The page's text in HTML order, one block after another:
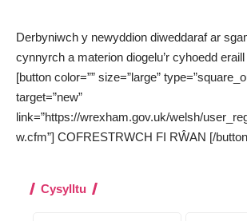
Derbyniwch y newyddion diweddaraf ar
cynnyrch a materion diogelu’r cyhoedd eraill
[button color=”” size=”large”
target=”new”
link=”https://wrexham.gov.uk/welsh/
w.cfm”] COFRESTRWCH FI RŴAN [/
Cysylltu